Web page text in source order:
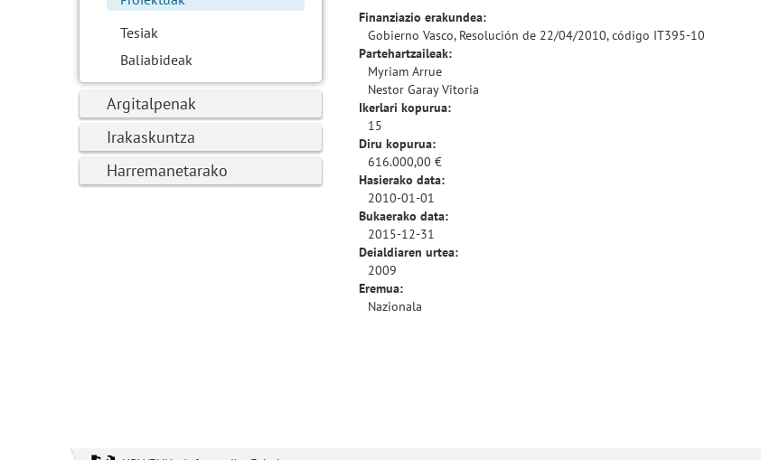
Tesiak
Baliabideak
Argitalpenak
Irakaskuntza
Harremanetarako
Finanziazio erakundea:
Gobierno Vasco, Resolución de 22/04/2010, código IT395-10
Partehartzaileak:
Myriam Arrue
Nestor Garay Vitoria
Ikerlari kopurua:
15
Diru kopurua:
616.000,00 €
Hasierako data:
2010-01-01
Bukaerako data:
2015-12-31
Deialdiaren urtea:
2009
Eremua:
Nazionala